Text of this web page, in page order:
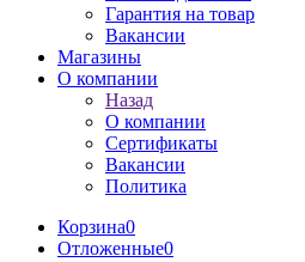
Гарантия на товар
Вакансии
Магазины
О компании
Назад
О компании
Сертификаты
Вакансии
Политика
Корзина0
Отложенные0